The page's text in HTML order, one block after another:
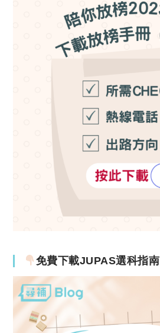
免費下載JUPAS選科指南